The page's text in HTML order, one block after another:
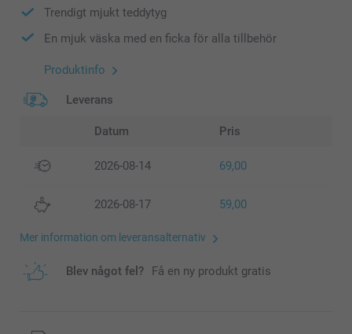
Trendigt mjukt teddytyg
En mjuk väska med en ficka för alla tillbehör
Produktinfo
Leverans
Datum Pris
2026-08-14 69,00
2026-08-17 59,00
Mer information om leveransalternativ
Blev något fel? Få en ny produkt gratis